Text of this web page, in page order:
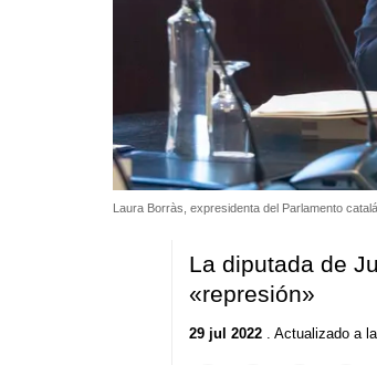
Laura Borràs, expresidenta del Parlamento
La diputada de
«represión»
29 jul 2022. Actualizado a